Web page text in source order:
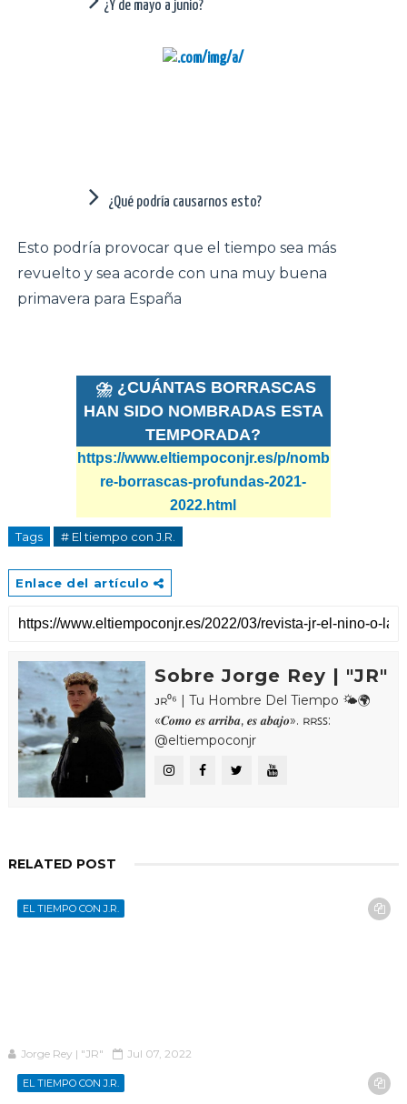
¿Y de mayo a junio?
¿Qué podría causarnos esto?
Esto podría provocar que el tiempo sea más
revuelto y sea acorde con una muy buena
primavera para España
⛈️ ¿CUÁNTAS BORRASCAS
HAN SIDO NOMBRADAS ESTA
TEMPORADA?
https://www.eltiempoconjr.es/p/nomb
re-borrascas-profundas-2021-
2022.html
Tags # El tiempo con J.R.
Enlace del artículo
Sobre Jorge Rey | "JR"
ᴊʀ⁰⁶ | Tu Hombre Del Tiempo 🌤🌍
«𝑪𝒐𝒎𝒐 𝒆𝒔 𝒂𝒓𝒓𝒊𝒃𝒂, 𝒆𝒔 𝒂𝒃𝒂𝒋𝒐». ʀʀꜱꜱ:
@eltiempoconjr
RELATED POST
EL TIEMPO CON J.R.
Jorge Rey | "JR" Jul 07, 2022
EL TIEMPO CON J.R.